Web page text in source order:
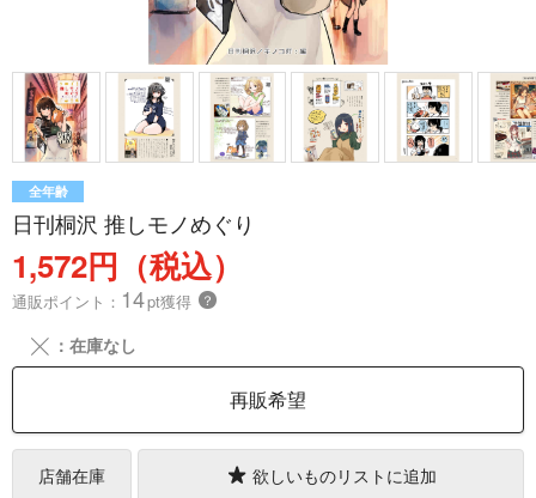
全年齢
日刊桐沢 推しモノめぐり
1,572円（税込）
通販ポイント： 14pt獲得 ？
╳ ：在庫なし
再販希望
店舗在庫 欲しいものリストに追加